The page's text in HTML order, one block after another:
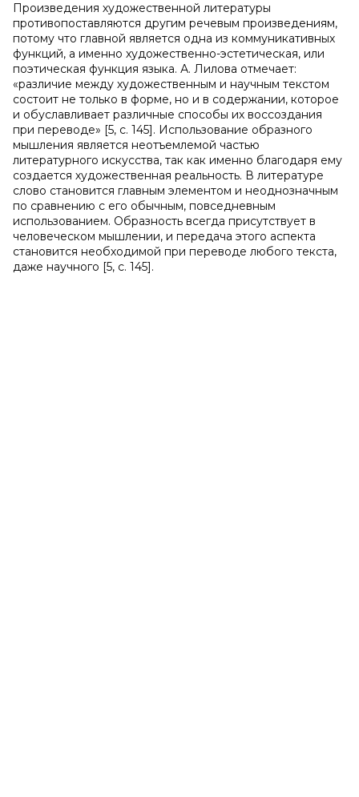
Произведения художественной литературы
противопоставляются другим речевым произведениям,
потому что главной является одна из коммуникативных
функций, а именно художественно-эстетическая, или
поэтическая функция языка. А. Лилова отмечает:
«различие между художественным и научным текстом
состоит не только в форме, но и в содержании, которое
и обуславливает различные способы их воссоздания
при переводе» [5, с. 145]. Использование образного
мышления является неотъемлемой частью
литературного искусства, так как именно благодаря ему
создается художественная реальность. В литературе
слово становится главным элементом и неоднозначным
по сравнению с его обычным, повседневным
использованием. Образность всегда присутствует в
человеческом мышлении, и передача этого аспекта
становится необходимой при переводе любого текста,
даже научного [5, с. 145].